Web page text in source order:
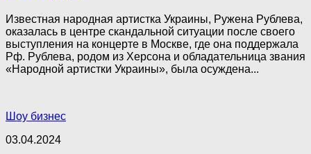
Известная народная артистка Украины, Ружена Рублева,
оказалась в центре скандальной ситуации после своего
выступления на концерте в Москве, где она поддержала
Рф. Рублева, родом из Херсона и обладательница звания
«Народной артистки Украины», была осуждена...
Шоу бизнес
03.04.2024